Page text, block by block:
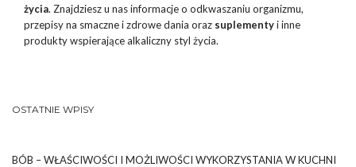
życia. Znajdziesz u nas informacje o odkwaszaniu organizmu,
przepisy na smaczne i zdrowe dania oraz suplementyi inne
produkty wspierające alkaliczny styl życia.
OSTATNIE WPISY
BÓB – WŁAŚCIWOŚCI I MOŻLIWOŚCI WYKORZYSTANIA W KUCHNI